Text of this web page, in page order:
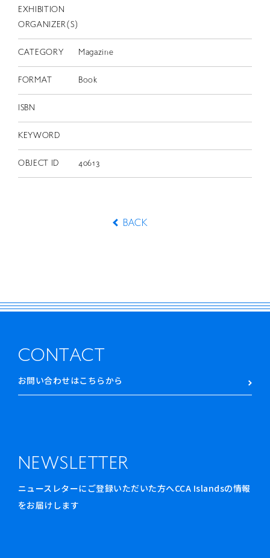
EXHIBITION
ORGANIZER(S)
CATEGORY Magazine
FORMAT Book
ISBN
KEYWORD
OBJECT ID 40613
BACK
CONTACT
お問い合わせはこちらから
NEWSLETTER
ニュースレターにご登録いただいた方へCCA Islandsの情報
をお届けします